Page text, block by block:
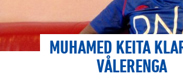
MUHAMED KEITA
VÅLERENGA